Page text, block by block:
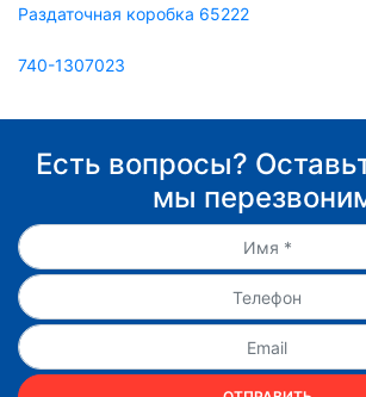
Раздаточная коробка 65222
740-1307023
Есть вопросы?
мы